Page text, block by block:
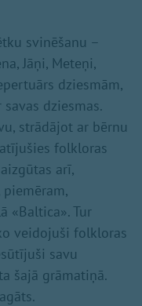
svinēšanu –
Jāņi, Meteņi,
dziesmām,
dziesmas.
strādājot ar bērnu
folkloras
arī,
«Baltica». Tur
veidojuši folkloras
savu
šajā grāmatiņā.